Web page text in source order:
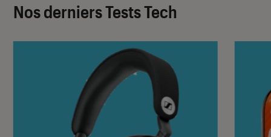
Nos derniers Tests Tech